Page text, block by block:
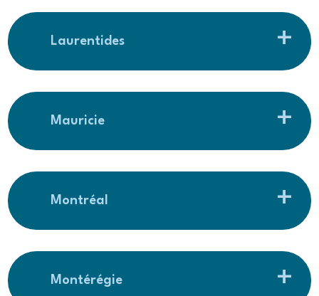
Laurentides
Mauricie
Montréal
Montérégie